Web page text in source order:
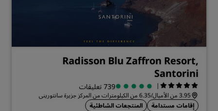
Radisson Blu Zaffron Resort,
Santorini
| 739 تعليقات
3.95 من الأميال/6.35 من الكيلومترات من المركز جزيرة سانتوريني
إقامات مستدامة
المنتجعات الشاطئية